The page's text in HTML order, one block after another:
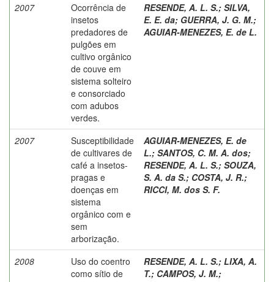
2007
Ocorrência de
insetos
predadores de
pulgões em
cultivo orgânico
de couve em
sistema solteiro
e consorciado
com adubos
verdes.
RESENDE, A. L. S.; SILVA,
E. E. da; GUERRA, J. G. M.;
AGUIAR-MENEZES, E. de L.
2007
Susceptibilidade
de cultivares de
café a insetos-
pragas e
doenças em
sistema
orgânico com e
sem
arborização.
AGUIAR-MENEZES, E. de
L.; SANTOS, C. M. A. dos;
RESENDE, A. L. S.; SOUZA,
S. A. da S.; COSTA, J. R.;
RICCI, M. dos S. F.
2008
Uso do coentro
como sítio de
RESENDE, A. L. S.; LIXA, A.
T.; CAMPOS, J. M.;